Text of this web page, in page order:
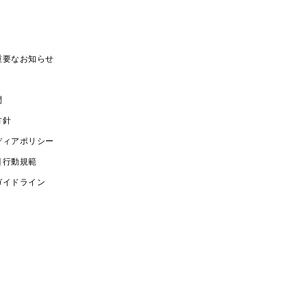
なお知らせ
針
アポリシー
行動規範
ドライン